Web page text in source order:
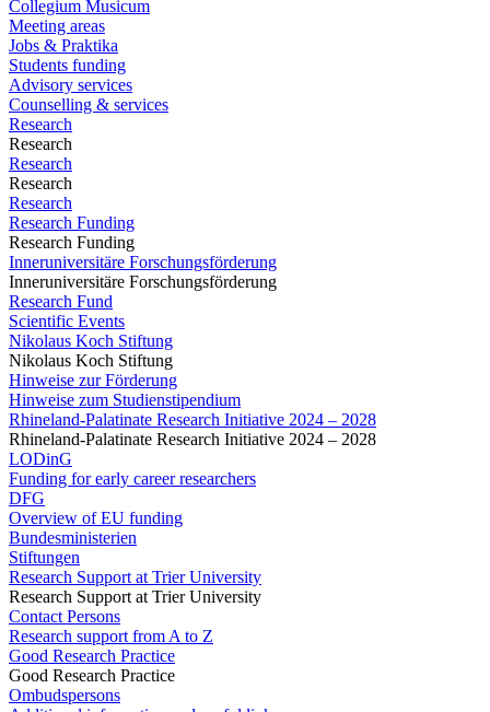
Collegium Musicum
Meeting areas
Jobs & Praktika
Students funding
Advisory services
Counselling & services
Research
Research
Research
Research
Research
Research Funding
Research Funding
Inneruniversitäre Forschungsförderung
Inneruniversitäre Forschungsförderung
Research Fund
Scientific Events
Nikolaus Koch Stiftung
Nikolaus Koch Stiftung
Hinweise zur Förderung
Hinweise zum Studienstipendium
Rhineland-Palatinate Research Initiative 2024 – 2028
Rhineland-Palatinate Research Initiative 2024 – 2028
LODinG
Funding for early career researchers
DFG
Overview of EU funding
Bundesministerien
Stiftungen
Research Support at Trier University
Research Support at Trier University
Contact Persons
Research support from A to Z
Good Research Practice
Good Research Practice
Ombudspersons